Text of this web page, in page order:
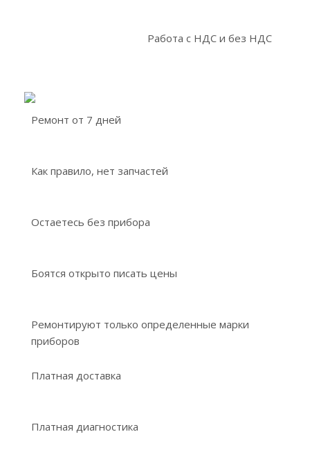
Работа с НДС и без НДС
Ремонт от 7 дней
Как правило, нет запчастей
Остаетесь без прибора
Боятся открыто писать цены
Ремонтируют только определенные марки
приборов
Платная доставка
Платная диагностика